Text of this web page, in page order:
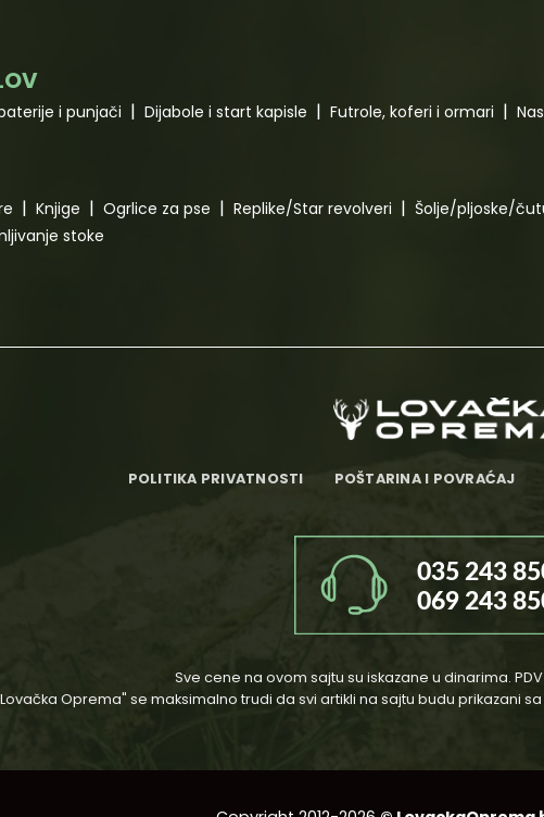
i punjači Dijabole i start kapisle Futrole, koferi i ormari
Knjige Ogrlice za pse Replike/Star revolveri Šolje/pljoske/
stoke
POLITIKA PRIVATNOSTI POŠTARINA I POVRAĆAJ
Sve cene na ovom sajtu su iskazane u dinarima.
Oprema" se maksimalno trudi da svi artikli na sajtu budu prikazani